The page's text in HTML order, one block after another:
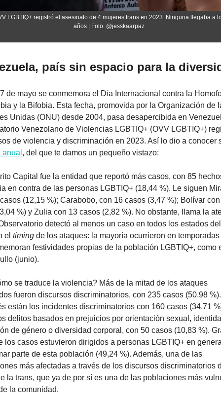
LGBTIQ+ registró el asesinato de 4 mujeres trans en 2023. Ninguna llegaba a
años | Foto: @jesskaarpaz
país sin espacio para la
de mayo se conmemora el Día Internacional contra la
y la Bifobia. Esta fecha, promovida por la Organización de
Unidas (ONU) desde 2004, pasa desapercibida en
Venezolano de Violencias LGBTIQ+ (OVV LGBTIQ+)
, del que te damos un pequeño vistazo:
Capital fue la entidad que reportó más casos, con 85
en contra de las personas LGBTIQ+ (18,44 %). Le siguen
(12,15 %); Carabobo, con 16 casos (3,47 %); Bolívar
%) y Zulia con 13 casos (2,82 %). No obstante, llama la
detectó al menos un caso en todos los estados
el timing de los ataques: la mayoría ocurrieron en
festividades propias de la población LGBTIQ+, como
(junio).
se traduce la violencia? Más de la mitad de los ataques
fueron discursos discriminatorios, con 235 casos (50,98 %).
están los incidentes discriminatorios con 160 casos (34,71
delitos basados en prejuicios por orientación sexual,
de género o diversidad corporal, con 50 casos (10,83 %).
los casos estuvieron dirigidos a personas LGBTIQ+ en
parte de esta población (49,24 %). Además, una de las
más afectadas a través de los discursos discriminatorios
la trans, que ya de por sí es una de las poblaciones más
la comunidad.